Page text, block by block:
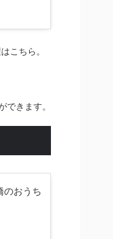
こちら。
きます。
のおうち